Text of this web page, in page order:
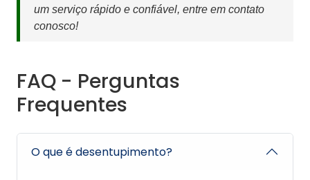
um serviço rápido e confiável, entre em contato
conosco!
FAQ - Perguntas
Frequentes
O que é desentupimento?